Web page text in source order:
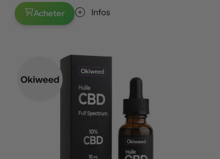
Acheter Infos